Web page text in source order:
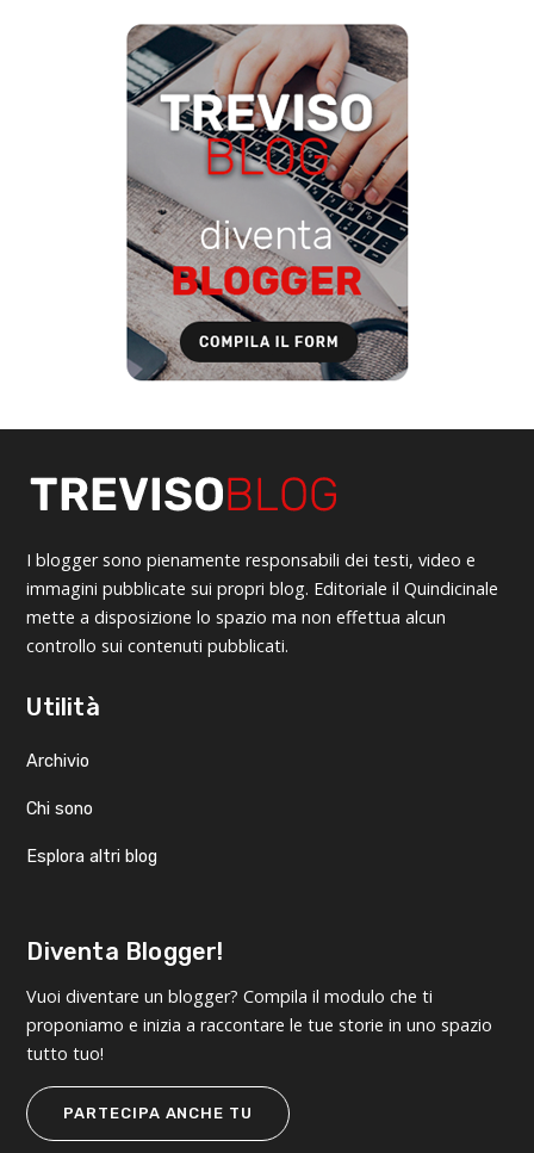
I blogger sono pienamente responsabili dei testi, video e
immagini pubblicate sui propri blog. Editoriale il Quindicinale
mette a disposizione lo spazio ma non effettua alcun
controllo sui contenuti pubblicati.
Utilità
Archivio
Chi sono
Esplora altri blog
Diventa Blogger!
Vuoi diventare un blogger? Compila il modulo che ti
proponiamo e inizia a raccontare le tue storie in uno spazio
tutto tuo!
PARTECIPA ANCHE TU